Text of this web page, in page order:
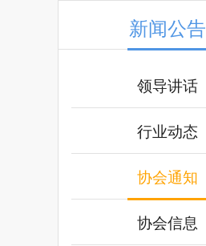
新闻公告
领导讲话
行业动态
协会通知
协会信息